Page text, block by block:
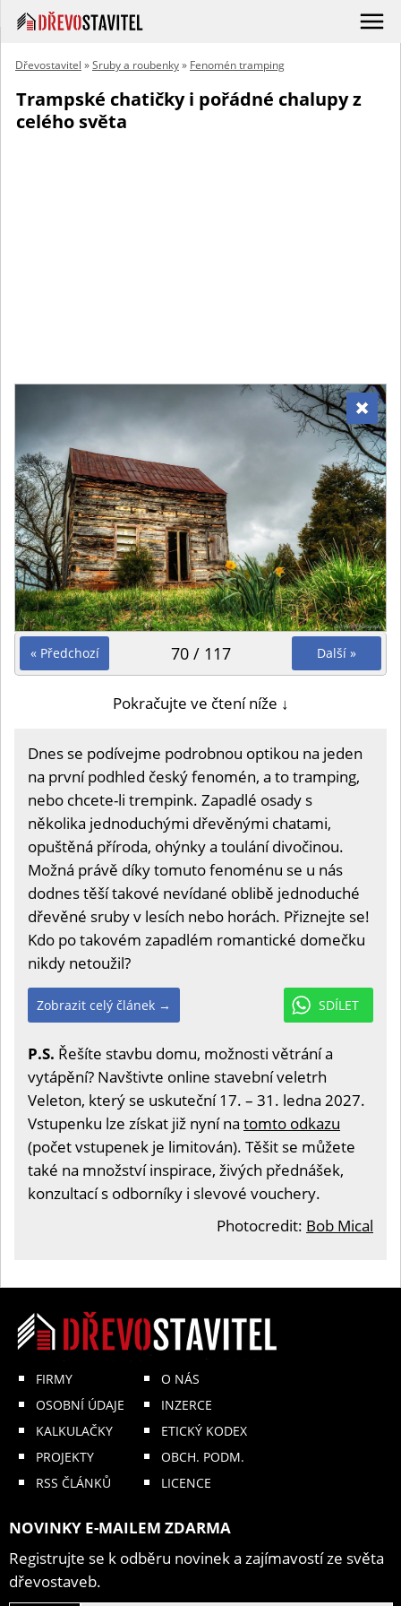
Dřevostavitel »Sruby a roubenky» Fenomén tramping
Trampské chatičky i pořádné chalupy z
celého světa
« Předchozí Další »
70 / 117
Pokračujte ve čtení níže ↓
Dnes se podívejme podrobnou optikou na jeden
na první podhled český fenomén, a to tramping,
nebo chcete-li trempink. Zapadlé osady s
několika jednoduchými dřevěnými chatami,
opuštěná příroda, ohýnky a toulání divočinou.
Možná právě díky tomuto fenoménu se u nás
dodnes těší takové nevídané oblibě jednoduché
dřevěné sruby v lesích nebo horách. Přiznejte se!
Kdo po takovém zapadlém romantické domečku
nikdy netoužil?
SDÍLET
Zobrazit celý článek →
P.S. Řešíte stavbu domu, možnosti větrání a
vytápění? Navštivte online stavební veletrh
Veleton, který se uskuteční 17. – 31. ledna 2027.
Vstupenku lze získat již nyní na tomto odkazu
(počet vstupenek je limitován). Těšit se můžete
také na množství inspirace, živých přednášek,
konzultací s odborníky i slevové vouchery.
Photocredit: Bob Mical
FIRMY
OSOBNÍ ÚDAJE
KALKULAČKY
PROJEKTY
RSS ČLÁNKŮ
O NÁS
INZERCE
ETICKÝ KODEX
OBCH. PODM.
LICENCE
NOVINKY E-MAILEM ZDARMA
Registrujte se k odběru novinek a zajímavostí ze světa
dřevostaveb.